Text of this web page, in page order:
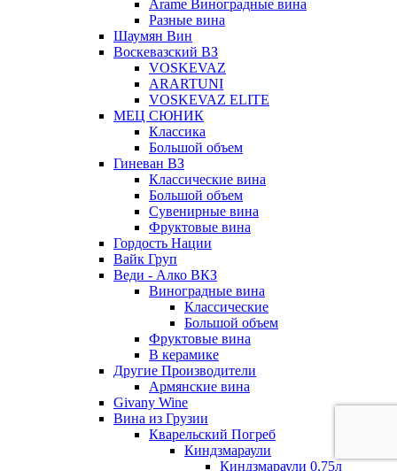
Arame Виноградные вина
Разные вина
Шаумян Вин
Воскевазский ВЗ
VOSKEVAZ
ARARTUNI
VOSKEVAZ ELITE
МЕЦ СЮНИК
Классика
Большой объем
Гиневан ВЗ
Классические вина
Большой объем
Сувенирные вина
Фруктовые вина
Гордость Нации
Вайк Груп
Веди - Алко ВКЗ
Виноградные вина
Классические
Большой объем
Фруктовые вина
В керамике
Другие Производители
Армянские вина
Givany Wine
Вина из Грузии
Кварельский Погреб
Киндзмараули
Киндзмараули 0,75л